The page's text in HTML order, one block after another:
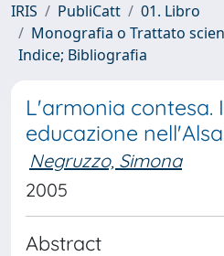
IRIS PubliCatt
01. Libro
Monografia o Trattato
Indice; Bibliografia
L'armonia contesa.
educazione
Negruzzo, Simona
2005
Abstract